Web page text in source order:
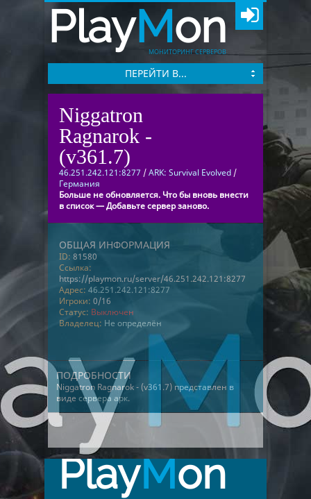
PlayMon
МОНИТОРИНГ СЕРВЕРОВ
ПЕРЕЙТИ В...
Niggatron
Ragnarok -
(v361.7)
46.251.242.121:8277 /ARK: Survival Evolved /
Германия
Больше не обновляется. Что бы вновь внести
в список — Добавьте сервер заново.
ОБЩАЯ ИНФОРМАЦИЯ
ID: 81580
Ссылка:
https://playmon.ru/server/46.251.242.121:8277
Адрес: 46.251.242.121:8277
Игроки: 0/16
Статус: Выключен
Владелец: Не определён
ПОДРОБНОСТИ
Niggatron Ragnarok - (v361.7) представлен в
виде сервера арк.
PlayMon